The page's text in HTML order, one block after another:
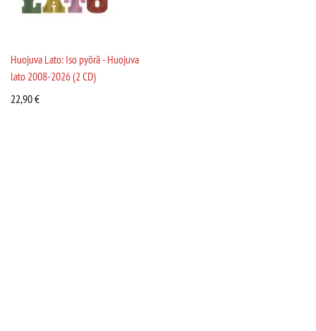
Huojuva Lato: Iso pyörä - Huojuva
lato 2008-2026 (2 CD)
22,90€